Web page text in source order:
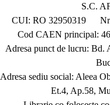
S.C.
CUI: RO 32950319 Nr.
Cod CAEN principal:
Adresa punct de lucru:
Adresa sediu social: Aleea
Et.4, Ap.58,